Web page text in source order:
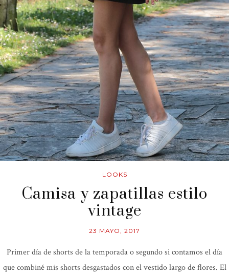
LOOKS
Camisa y zapatillas estilo
vintage
23 MAYO, 2017
Primer día de shorts de la temporada o segundo si contamos el día
que combiné mis shorts desgastados con el vestido largo de flores. El